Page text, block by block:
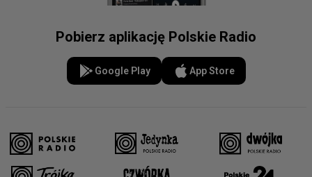
Pobierz aplikację Polskie Radio
Google Play App Store